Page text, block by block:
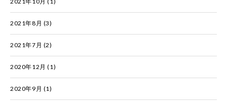
2021年8月 (3)
2021年7月 (2)
2020年12月 (1)
2020年9月 (1)